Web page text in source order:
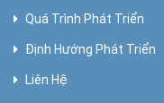
Quá Trình Phát Triển
Định Hướng Phát Triển
Liên Hệ